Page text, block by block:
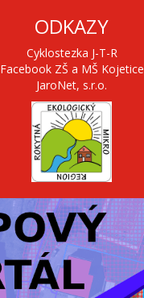
ODKAZY
Cyklostezka J-T-R
Facebook ZŠ a MŠ Kojetice
JaroNet, s.r.o.